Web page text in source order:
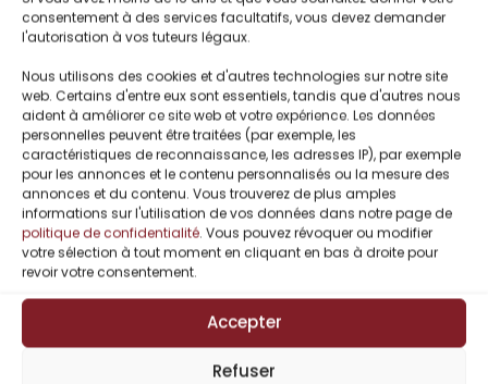
consentement à des services facultatifs, vous devez demander
l'autorisation à vos tuteurs légaux.
Nous utilisons des cookies et d'autres technologies sur notre site
web. Certains d'entre eux sont essentiels, tandis que d'autres nous
aident à améliorer ce site web et votre expérience. Les données
personnelles peuvent être traitées (par exemple, les
caractéristiques de reconnaissance, les adresses IP), par exemple
pour les annonces et le contenu personnalisés ou la mesure des
annonces et du contenu. Vous trouverez de plus amples
informations sur l'utilisation de vos données dans notre page de
politique de confidentialité. Vous pouvez révoquer ou modifier
votre sélection à tout moment en cliquant en bas à droite pour
revoir votre consentement.
Accepter
Refuser
Fusion Parfaite 1 :
Flirt Sous La Neige
C.N Ferry